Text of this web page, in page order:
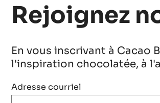
Rejoignez
En vous inscrivant à Cacao
l'inspiration chocolatée, à
Adresse courriel